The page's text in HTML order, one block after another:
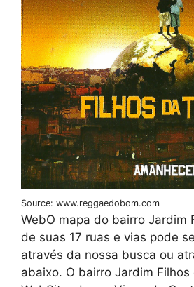
Source: www.reggaedobom.com
WebO mapa do bairro Jardim
de suas 17 ruas e vias pode
através da nossa busca ou
abaixo. O bairro Jardim Filhos